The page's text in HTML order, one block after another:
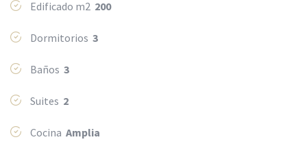
Edificado m2 200
Dormitorios 3
Baños 3
Suites 2
Cocina Amplia